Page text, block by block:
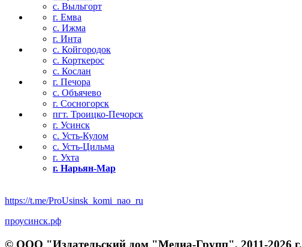
с. Выльгорт
г. Емва
с. Ижма
г. Инта
с. Койгородок
с. Корткерос
с. Кослан
г. Печора
с. Объячево
г. Сосногорск
пгт. Троицко-Печорск
г. Усинск
с. Усть-Кулом
с. Усть-Цильма
г. Ухта
г. Нарьян-Мар
https://t.me/ProUsinsk_komi_nao_ru
проусинск.рф
© ООО "Издательский дом "Медиа-Групп", 2011-2026 г.